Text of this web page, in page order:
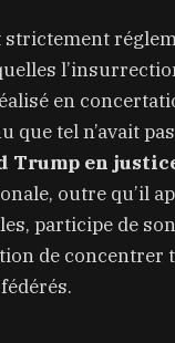
en
tel n’avait
Trump en
outre qu’il
participe de
de